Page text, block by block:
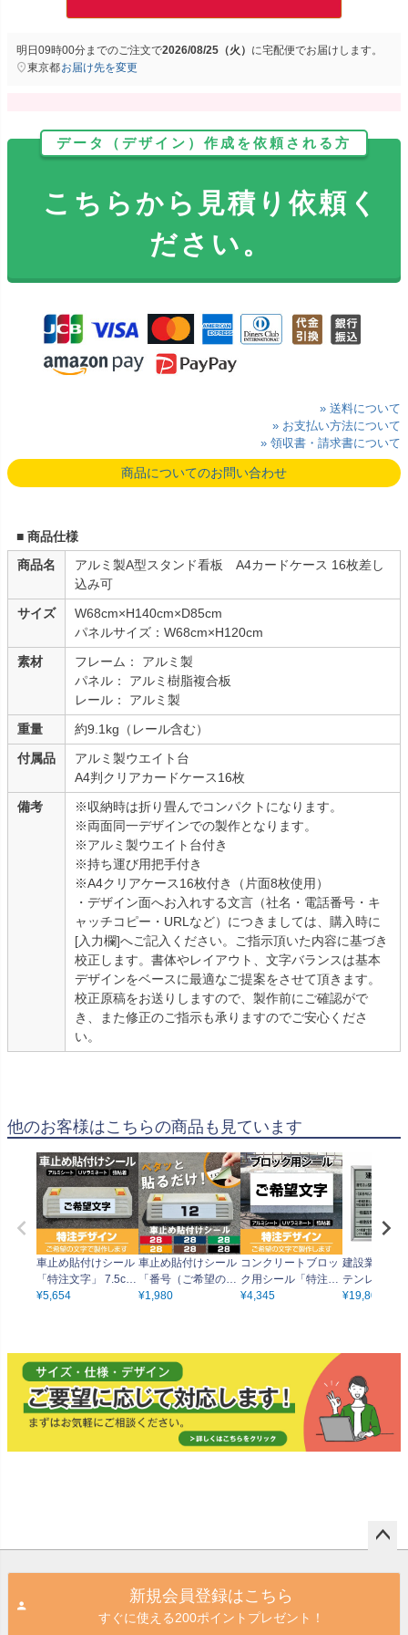
明日 09時00分までのご注文で2026/08/25（火） に宅配便でお届けします。
東京都お届け先を変更
データ（デザイン）作成を依頼される方
こちらから見積り依頼く
ださい。
» 送料について
» お支払い方法について
» 領収書・請求書について
商品についてのお問い合わせ
■ 商品仕様
商品名
アルミ製A型スタンド看板 A4カードケース 16枚差し
込み可
サイズ
W68cm×H140cm×D85cm
パネルサイズ：W68cm×H120cm
素材
フレーム： アルミ製
パネル： アルミ樹脂複合板
レール： アルミ製
重量
約9.1kg（レール含む）
付属品
アルミ製ウエイト台
A4判クリアカードケース16枚
備考
※収納時は折り畳んでコンパクトになります。
※両面同一デザインでの製作となります。
※アルミ製ウエイト台付き
※持ち運び用把手付き
※A4クリアケース16枚付き（片面8枚使用）
・デザイン面へお入れする文言（社名・電話番号・キ
ャッチコピー・URLなど）につきましては、購入時に
[入力欄]へご記入ください。ご指示頂いた内容に基づき
校正します。書体やレイアウト、文字バランスは基本
デザインをベースに最適なご提案をさせて頂きます。
校正原稿をお送りしますので、製作前にご確認がで
き、また修正のご指示も承りますのでご安心くださ
い。
他のお客様はこちらの商品も見ています
車止め貼付けシール
「特注文字」 7.5cm
×30cm （色・文字は
¥5,654
車止め貼付けシール
「番号（ご希望の番
号で製作）」 7.5cm
¥1,980
コンクリートブロッ
ク用シール「特注文
字」15cm×38.5cm
¥4,345
建設業の許
テンレス製
定サイズ ア
¥19,800
新規会員登録はこちら
すぐに使える200ポイントプレゼント！